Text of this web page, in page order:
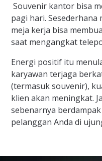
Souvenir kantor bisa
pagi hari.
meja kerja bisa
saat mengangkat
Energi positif itu
karyawan terjaga
(termasuk souvenir),
klien akan meningkat.
sebenarnya
pelanggan Anda di